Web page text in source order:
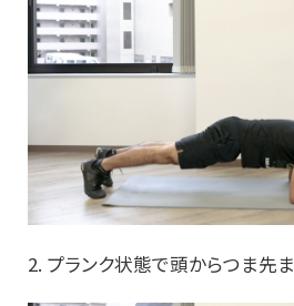
2. プランク状態で頭からつま先